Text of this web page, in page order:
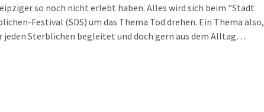
so noch nicht erlebt haben. Alles wird sich beim "Stadt
Festival (SDS) um das Thema Tod drehen. Ein Thema also,
jeden Sterblichen begleitet und doch gern aus dem Alltag